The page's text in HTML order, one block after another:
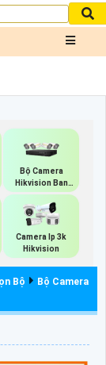
Bộ Camera
Hikvision Ban
Đêm Có Màu
Camera Ip 3k
Hikvision
Bộ
Bộ Camera